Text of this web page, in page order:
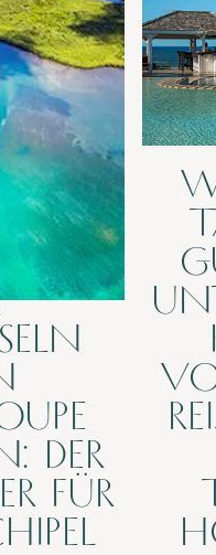
DER
FÜR